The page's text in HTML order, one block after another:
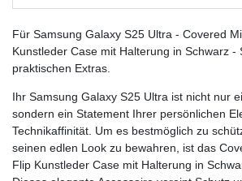
Für Samsung Galaxy S25 Ultra - Covered
Kunstleder Case mit Halterung in Schwarz -
praktischen Extras.
Ihr Samsung Galaxy S25 Ultra ist nicht nur
sondern ein Statement Ihrer persönlichen
Technikaffinität. Um es bestmöglich zu
seinen edlen Look zu bewahren, ist das
Flip Kunstleder Case mit Halterung in